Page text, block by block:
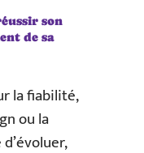
son
de sa
la fiabilité,
ou la